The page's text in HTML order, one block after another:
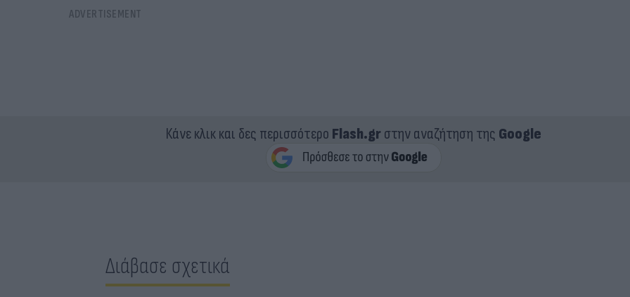
Κάνε κλικ και δες περισσότερο Flash.grστην αναζήτηση της Google
Διάβασε σχετικά